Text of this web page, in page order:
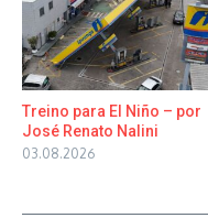
Treino para El Niño – por
José Renato Nalini
03.08.2026